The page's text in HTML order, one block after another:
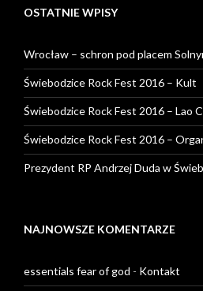
OSTATNIE WPISY
Wrocław – schron pod placem
Świebodzice Rock Fest 2016 – Kult
Świebodzice Rock Fest 2016 – Lao
Świebodzice Rock Fest 2016 –
Prezydent RP Andrzej Duda w
NAJNOWSZE KOMENTARZE
essentials fear of god - Kontakt